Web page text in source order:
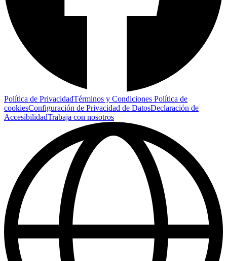
Política de PrivacidadTérminos y Condiciones Política de
cookiesConfiguración de Privacidad de DatosDeclaración de
AccesibilidadTrabaja con nosotros